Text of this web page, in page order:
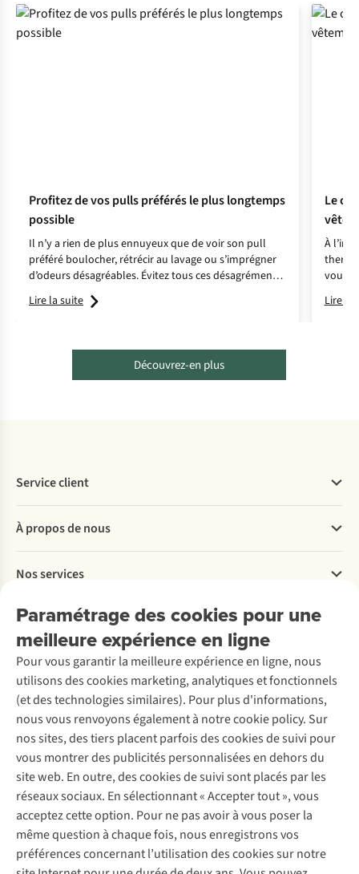
Profitez de vos pulls préférés le plus longtemps
possible
Il n’y a rien de plus ennuyeux que de voir son pull
préféré boulocher, rétrécir au lavage ou s’imprégner
d’odeurs désagréables. Évitez tous ces désagréments
grâce à nos conseils.
Lire la suite
Le
À
vous
votre
Lire la
Découvrez-en plus
Paramétrage des cookies pour une
meilleure expérience en ligne
Pour vous garantir la meilleure expérience en ligne, nous
utilisons des cookies marketing, analytiques et fonctionnels
(et des technologies similaires). Pour plus d'informations,
nous vous renvoyons également à notre cookie policy. Sur
nos sites, des tiers placent parfois des cookies de suivi pour
vous montrer des publicités personnalisées en dehors du
site web. En outre, des cookies de suivi sont placés par les
réseaux sociaux. En sélectionnant « Accepter tout », vous
acceptez cette option. Pour ne pas avoir à vous poser la
même question à chaque fois, nous enregistrons vos
préférences concernant l’utilisation des cookies sur notre
Service client
Commander
Payer
Livraison
Rétractation d'une commande
Entretien & réparations
Garantie
Contactez-nous
À propos de nous
Explore More
À propos d’Ayacucho
Nos magasins
À propos d’A.S.Adventure
Déclaration d'accessibilité
Nos services
Location / Location sports d’hiver
Entretien de ski
Service de lavage
Entretien de chaussures
Réparation de chaussures
Réparation de vêtements
Retouches
Pour les entreprises
Découvrez
A.S.Magazine
Explore Camp
Gear Check
Expertise & conseils
Abonnez-vous à la newsletter
Suivez-nous